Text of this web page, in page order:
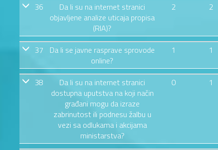
36
Da li su na internet stranici
objavljene analize uticaja propisa
(RIA)?
2 2
37
Da li se javne rasprave sprovode
online?
1 1
38
Da li su na internet stranici
dostupna uputstva na koji način
građani mogu da izraze
zabrinutost ili podnesu žalbu u
vezi sa odlukama i akcijama
ministarstva?
0 1